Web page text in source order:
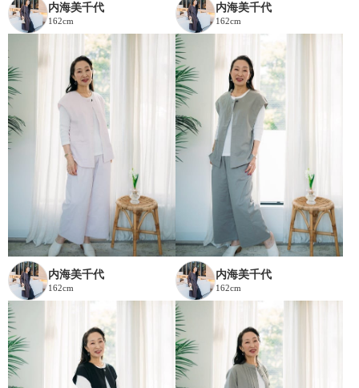
内海美千代
162cm
内海美千代
162cm
内海美千代
162cm
内海美千代
162cm